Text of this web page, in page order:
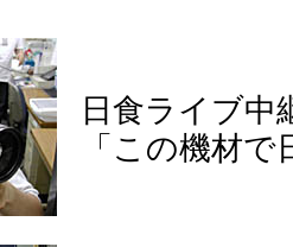
日食ライブ中
「この機材